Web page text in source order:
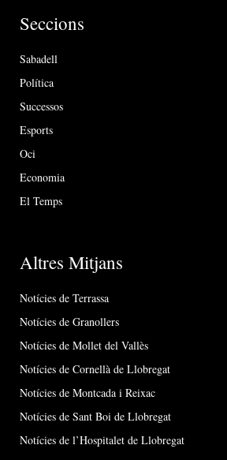
Seccions
Sabadell
Política
Successos
Esports
Oci
Economia
El Temps
Altres Mitjans
Notícies de Terrassa
Notícies de Granollers
Notícies de Mollet del Vallès
Notícies de Cornellà de Llobregat
Notícies de Montcada i Reixac
Notícies de Sant Boi de Llobregat
Notícies de l’Hospitalet de Llobregat